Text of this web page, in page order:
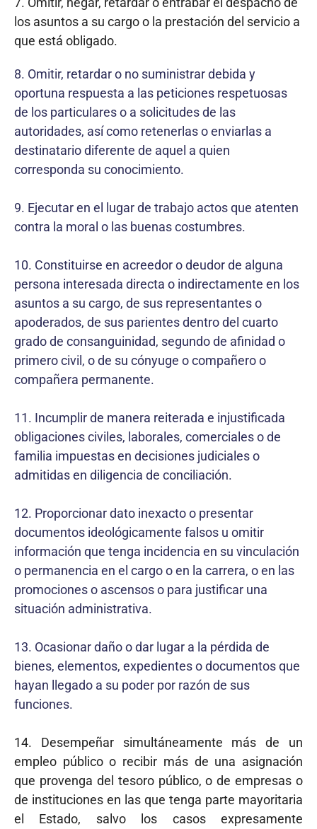
los asuntos a su cargo o la prestación del servicio a
que está obligado.
8. Omitir, retardar o no suministrar debida y
oportuna respuesta a las peticiones respetuosas
de los particulares o a solicitudes de las
autoridades, así como retenerlas o enviarlas a
destinatario diferente de aquel a quien
corresponda su conocimiento.
9. Ejecutar en el lugar de trabajo actos que atenten
contra la moral o las buenas costumbres.
10. Constituirse en acreedor o deudor de alguna
persona interesada directa o indirectamente en los
asuntos a su cargo, de sus representantes o
apoderados, de sus parientes dentro del cuarto
grado de consanguinidad, segundo de afinidad o
primero civil, o de su cónyuge o compañero o
compañera permanente.
11. Incumplir de manera reiterada e injustificada
obligaciones civiles, laborales, comerciales o de
familia impuestas en decisiones judiciales o
admitidas en diligencia de conciliación.
12. Proporcionar dato inexacto o presentar
documentos ideológicamente falsos u omitir
información que tenga incidencia en su vinculación
o permanencia en el cargo o en la carrera, o en las
promociones o ascensos o para justificar una
situación administrativa.
13. Ocasionar daño o dar lugar a la pérdida de
bienes, elementos, expedientes o documentos que
hayan llegado a su poder por razón de sus
funciones.
14. Desempeñar simultáneamente más de un
empleo público o recibir más de una asignación
que provenga del tesoro público, o de empresas o
de instituciones en las que tenga parte mayoritaria
el Estado, salvo los casos expresamente